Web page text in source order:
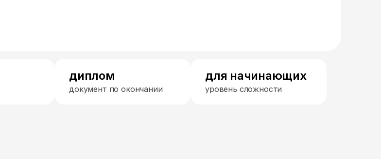
диплом
документ по окончании
для начинающих
уровень сложности